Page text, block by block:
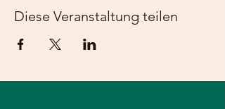
Diese Veranstaltung teilen